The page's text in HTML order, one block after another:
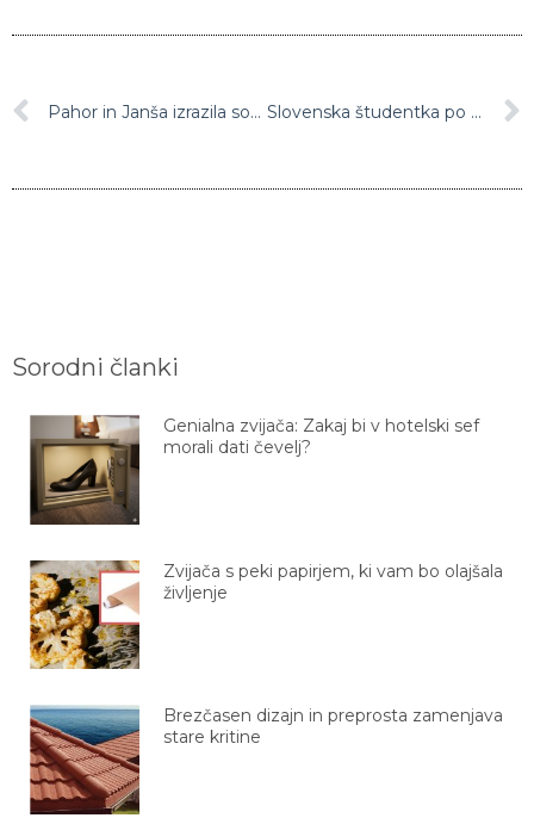
Pahor in Janša izrazila sožalje Avstriji ob terorističnem napadu: “Ostati moramo enotni in se nikoli ukloniti terorju” Slovenska študentka po napadu na Dunaju: “Zelo žalostno je danes, nikjer ni nikogar”
Sorodni članki
Genialna zvijača: Zakaj bi v hotelski sef
morali dati čevelj?
Zvijača s peki papirjem, ki vam bo olajšala
življenje
Brezčasen dizajn in preprosta zamenjava
stare kritine